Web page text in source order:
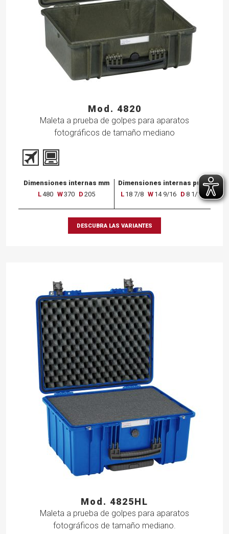
Mod. 4820
Maleta a prueba de golpes para aparatos
fotográficos de tamaño mediano
Dimensiones internas mm
L480 W370 D 205
Dimensiones internas pulg
L 18 7/8 W 14 9/16 D 8 1/16
DESCUBRA LAS VARIANTES
Mod. 4825HL
Maleta a prueba de golpes para aparatos
fotográficos de tamaño mediano.